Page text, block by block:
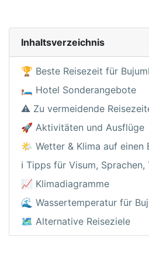
Inhaltsverzeichnis
🏆 Beste Reisezeit für
🛏️ Hotel Sonderangebote
⚠️ Zu vermeidende
🚀 Aktivitäten und Ausflüge
🌤️ Wetter & Klima auf einen
ℹ️ Tipps für Visum,
📈 Klimadiagramme
🌊 Wassertemperatur für
🗺️ Alternative Reiseziele